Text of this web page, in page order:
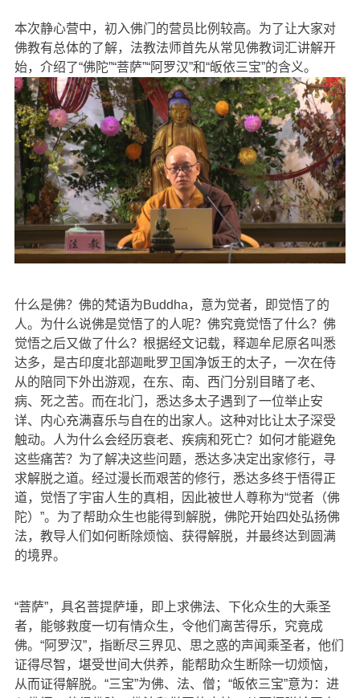
本次静心营中，初入佛门的营员比例较高。为了让大家对
佛教有总体的了解，法教法师首先从常见佛教词汇讲解开
始，介绍了“佛陀”“菩萨”“阿罗汉”和“皈依三宝”的含义。
什么是佛？佛的梵语为Buddha，意为觉者，即觉悟了的
人。为什么说佛是觉悟了的人呢？佛究竟觉悟了什么？佛
觉悟之后又做了什么？根据经文记载，释迦牟尼原名叫悉
达多，是古印度北部迦毗罗卫国净饭王的太子，一次在侍
从的陪同下外出游观，在东、南、西门分别目睹了老、
病、死之苦。而在北门，悉达多太子遇到了一位举止安
详、内心充满喜乐与自在的出家人。这种对比让太子深受
触动。人为什么会经历衰老、疾病和死亡？如何才能避免
这些痛苦？为了解决这些问题，悉达多决定出家修行，寻
求解脱之道。经过漫长而艰苦的修行，悉达多终于悟得正
道，觉悟了宇宙人生的真相，因此被世人尊称为“觉者（佛
陀）”。为了帮助众生也能得到解脱，佛陀开始四处弘扬佛
法，教导人们如何断除烦恼、获得解脱，并最终达到圆满
的境界。
“菩萨”，具名菩提萨埵，即上求佛法、下化众生的大乘圣
者，能够救度一切有情众生，令他们离苦得乐，究竟成
佛。“阿罗汉”，指断尽三界见、思之惑的声闻乘圣者，他们
证得尽智，堪受世间大供养，能帮助众生断除一切烦恼，
从而证得解脱。“三宝”为佛、法、僧；“皈依三宝”意为：进